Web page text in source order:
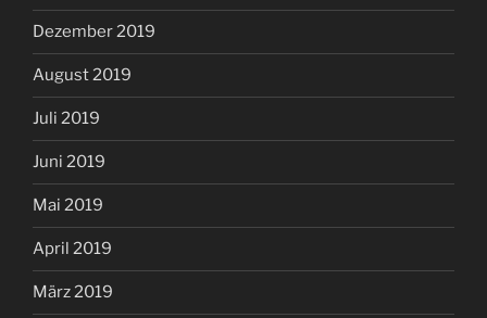
Dezember 2019
August 2019
Juli 2019
Juni 2019
Mai 2019
April 2019
März 2019